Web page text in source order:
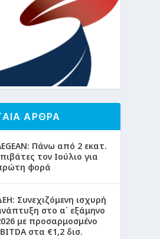
ΑΡΘΡΑ
Πάνω από 2 εκατ.
τον Ιούλιο για
φορά
Συνεχιζόμενη ισχυρή
στο α΄ εξάμηνο
με προσαρμοσμένο
στα €1,2 δισ.